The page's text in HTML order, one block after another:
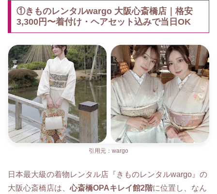
①きものレンタルwargo 大阪心斎橋店｜格安
3,300円〜着付け・ヘアセット込みで当日OK
引用元：wargo
日本最大級の着物レンタル店『きものレンタルwargo』の
大阪心斎橋店は、心斎橋OPAキレイ館2階に位置し、なん